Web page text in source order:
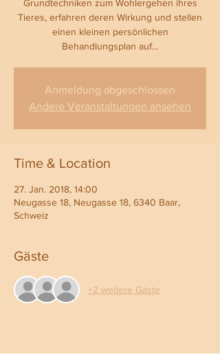
Grundtechniken zum Wohlergehen ihres
Tieres, erfahren deren Wirkung und stellen
einen kleinen persönlichen
Behandlungsplan auf...
Anmeldung abgeschlossen
Andere Veranstaltungen ansehen
Time & Location
27. Jan. 2018, 14:00
Neugasse 18, Neugasse 18, 6340 Baar,
Schweiz
Gäste
+2 weitere Gäste